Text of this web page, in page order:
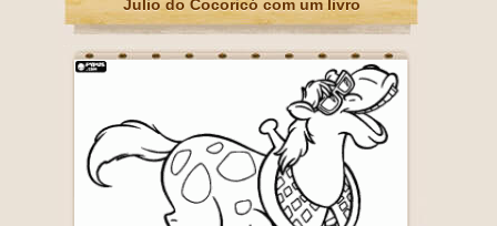
Julio do Cocoricó com um livro